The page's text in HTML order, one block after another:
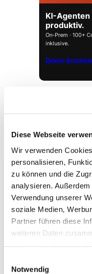
Diese Webseite
Wir verwenden
personalisieren,
zu können und die
analysieren.
Verwendung unserer
soziale Medien,
Partner führen diese
weiteren Daten
Notwendig
KI-Agenten
produktiv.
On-Prem · 100+
inklusive.
Demo
mAIstack →
KI-Fundament für
Einsatzbereit in